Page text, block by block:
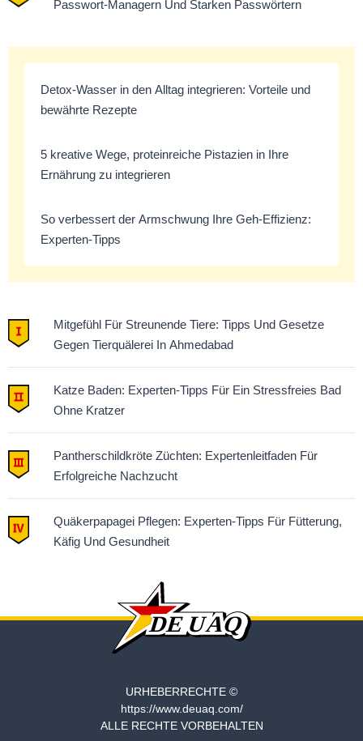
Passwort-Managern Und Starken Passwörtern
Detox-Wasser in den Alltag integrieren: Vorteile und
bewährte Rezepte
5 kreative Wege, proteinreiche Pistazien in Ihre
Ernährung zu integrieren
So verbessert der Armschwung Ihre Geh-Effizienz:
Experten-Tipps
Mitgefühl Für Streunende Tiere: Tipps Und Gesetze
Gegen Tierquälerei In Ahmedabad
Katze Baden: Experten-Tipps Für Ein Stressfreies Bad
Ohne Kratzer
Pantherschildkröte Züchten: Expertenleitfaden Für
Erfolgreiche Nachzucht
Quäkerpapagei Pflegen: Experten-Tipps Für Fütterung,
Käfig Und Gesundheit
URHEBERRECHTE ©
https://www.deuaq.com/
ALLE RECHTE VORBEHALTEN